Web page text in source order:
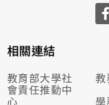
相關連結
教育部大學社
會責任推動中
心
教